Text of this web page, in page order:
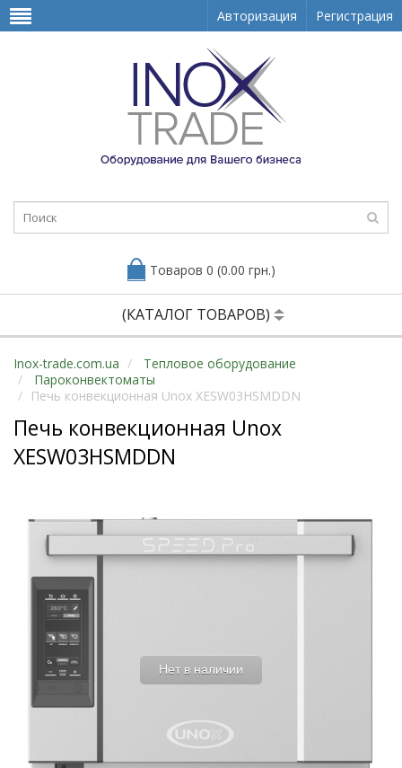
Авторизация Регистрация
Товаров 0 (0.00 грн.)
(КАТАЛОГ ТОВАРОВ)
Inox-trade.com.ua
Тепловое оборудование
Пароконвектоматы
Печь конвекционная Unox XESW03HSMDDN
Печь конвекционная Unox
XESW03HSMDDN
Нет в наличии